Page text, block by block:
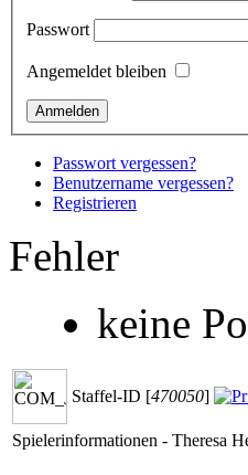
Passwort
Angemeldet bleiben
Passwort vergessen?
Benutzername vergessen?
Registrieren
Fehler
keine
Staffel-ID [470050]
Spielerinformationen - Theresa